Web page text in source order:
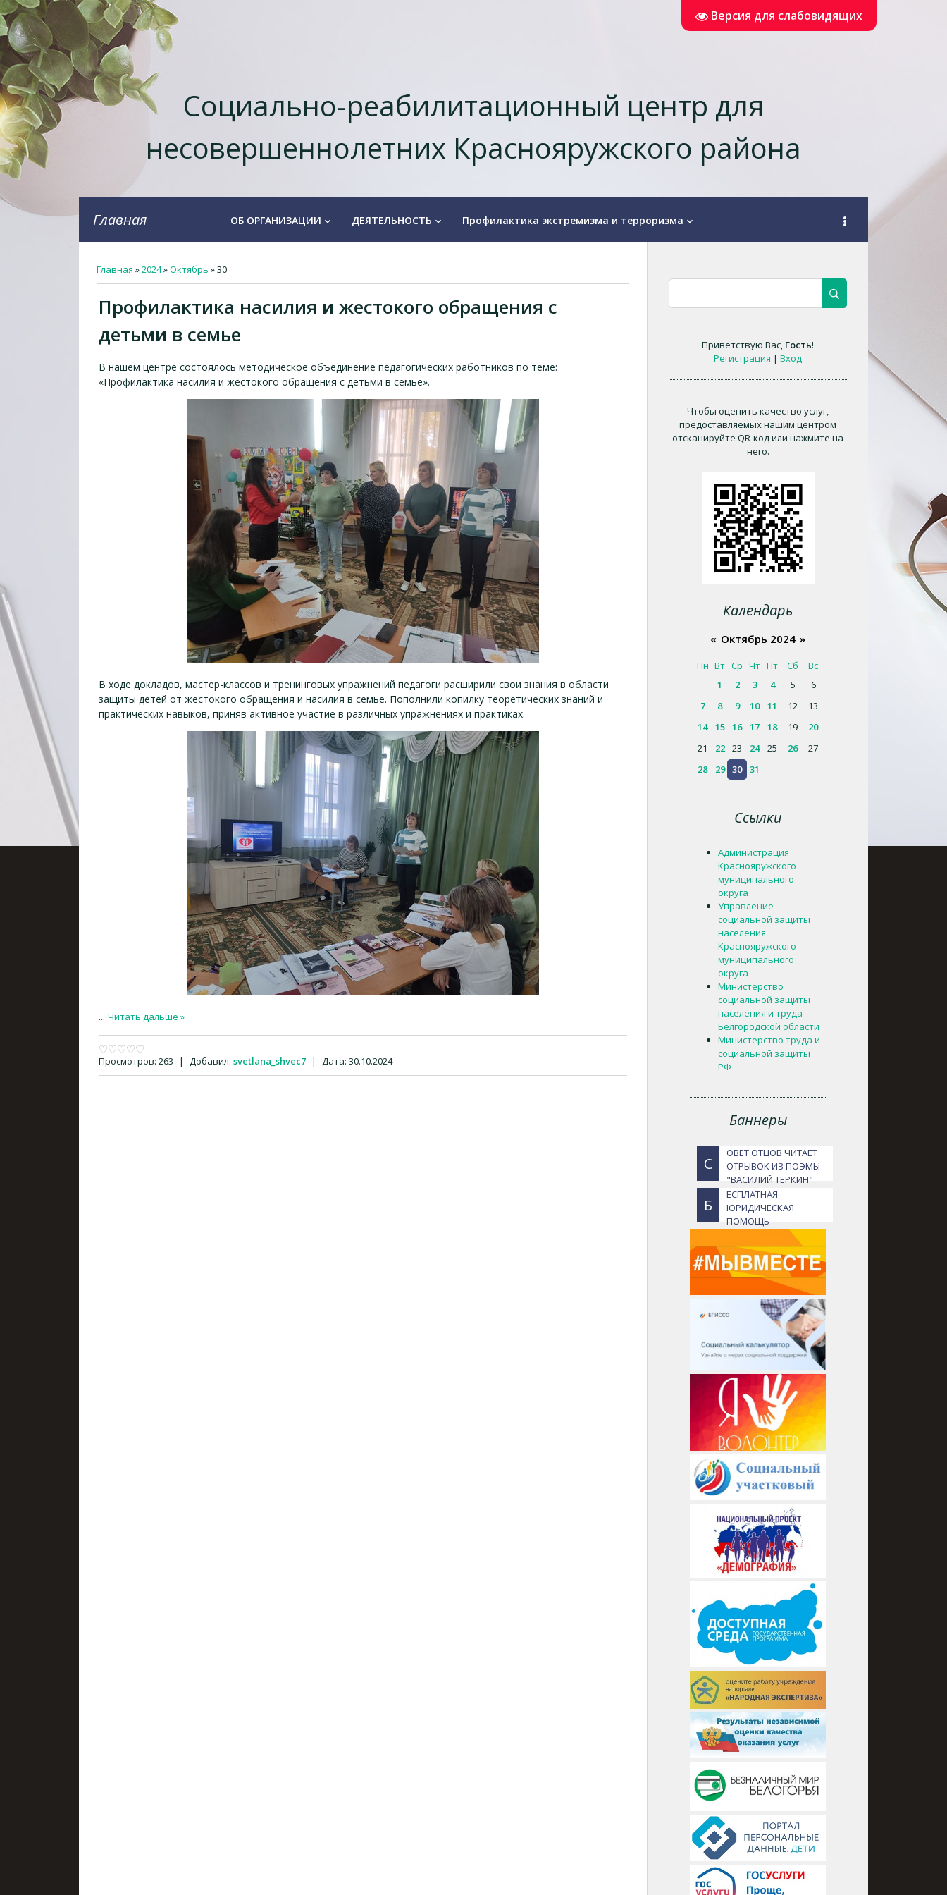
Версия для слабовидящих
Социально-реабилитационный центр для
несовершеннолетних Краснояружского района
Главная ОБ ОРГАНИЗАЦИИ keyboard_arrow_down ДЕЯТЕЛЬНОСТЬ keyboard_arrow_down Профилактика экстремизма и терроризма keyboard_arrow_down
Главная »2024»Октябрь »30
Профилактика насилия и жестокого обращения с
детьми в семье
В нашем центре состоялось методическое объединение педагогических работников по теме:
«Профилактика насилия и жестокого обращения с детьми в семье».
В ходе докладов, мастер-классов и тренинговых упражнений педагоги расширили свои знания в области
защиты детей от жестокого обращения и насилия в семье. Пополнили копилку теоретических знаний и
практических навыков, приняв активное участие в различных упражнениях и практиках.
... Читать дальше »
Просмотров: 263 | Добавил: svetlana_shvec7 | Дата: 30.10.2024
Приветствую Вас, Гость!
Регистрация |Вход
Чтобы оценить качество услуг,
предоставляемых нашим центром
отсканируйте QR-код или нажмите на
него.
Календарь
« Октябрь 2024 »
Пн Вт Ср Чт Пт Сб
Вс
1
2 3 4 5
6
7
8 9 10 11 12
13
14
15 16 17 18 19
20
21
22 23 24 25 26
27
28
29 30 31
Ссылки
Администрация
Краснояружского
муниципального
округа
Управление
социальной защиты
населения
Краснояружского
муниципального
округа
Министерство
социальной защиты
населения и труда
Белгородской области
Министерство труда и
социальной защиты
РФ
Баннеры
С
ОВЕТ ОТЦОВ ЧИТАЕТ
ОТРЫВОК ИЗ ПОЭМЫ
"ВАСИЛИЙ ТЁРКИН"
Б
ЕСПЛАТНАЯ
ЮРИДИЧЕСКАЯ
ПОМОЩЬ